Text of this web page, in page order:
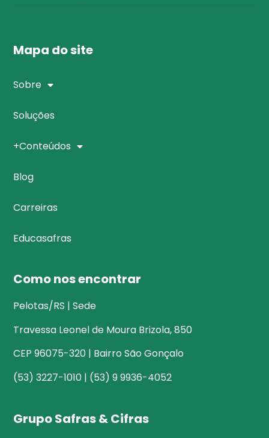
Mapa do site
Sobre
Soluções
+Conteúdos
Blog
Carreiras
Educasafras
Como nos encontrar
Pelotas/RS | Sede
Travessa Leonel de Moura Brizola, 850
CEP 96075-320 | Bairro São Gonçalo
(53) 3227-1010 | (53) 9 9936-4052
Grupo Safras & Cifras